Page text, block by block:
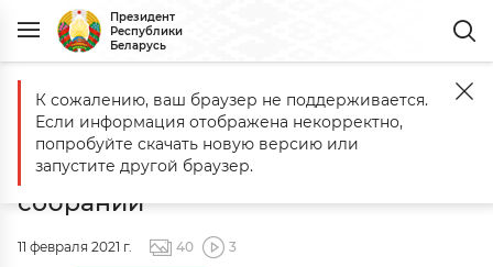
Президент
Республики
Беларусь
Главная События Доклад Президента Беларуси на VI
Доклад Президента Беларуси на
VI Всебелорусском народном
собрании
11 февраля 2021 г. 40 3
К сожалению, ваш браузер не поддерживается.
Если информация отображена некорректно,
попробуйте скачать новую версию или
запустите другой браузер.